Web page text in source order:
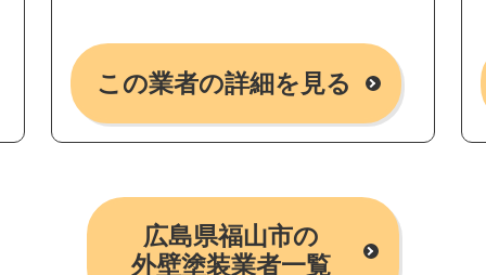
この業者の詳細を見る
広島県福山市の
外壁塗装業者一覧